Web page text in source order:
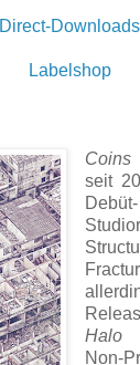
Direct-Downloads
Labelshop
Coins
seit
Halo
Non-